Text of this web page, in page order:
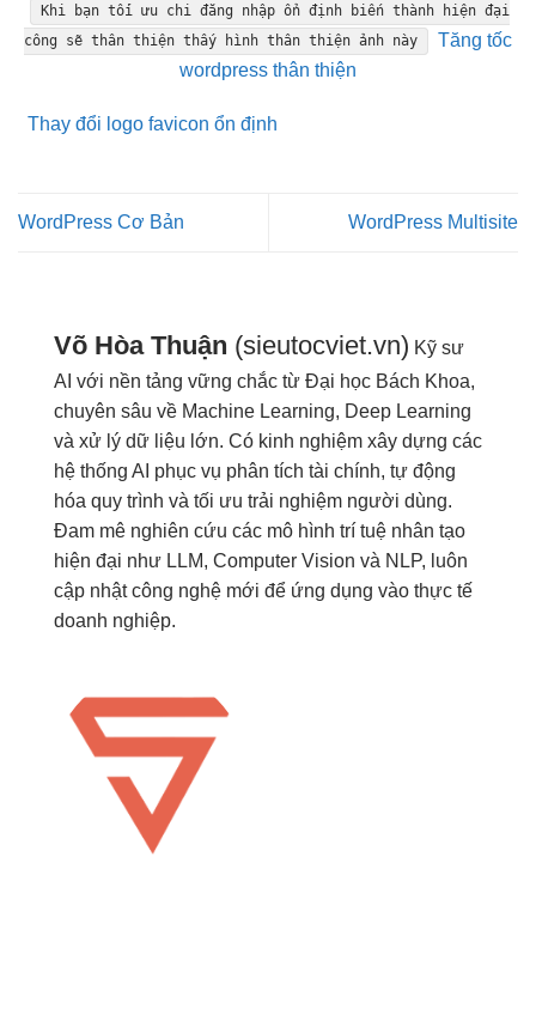
Khi bạntối ưu chi đăng nhậpổn định biến thành
hiện đại
công sẽthân thiện thấy hìnhthân thiện ảnh này
Tăng tốc
wordpress thân thiện
Thay đổi logo favicon ổn định
WordPress Cơ Bản WordPress Multisite
Võ Hòa Thuận (sieutocviet.vn) Kỹ sư
AI với nền tảng vững chắc từ Đại học Bách Khoa,
chuyên sâu về Machine Learning, Deep Learning
và xử lý dữ liệu lớn. Có kinh nghiệm xây dựng các
hệ thống AI phục vụ phân tích tài chính, tự động
hóa quy trình và tối ưu trải nghiệm người dùng.
Đam mê nghiên cứu các mô hình trí tuệ nhân tạo
hiện đại như LLM, Computer Vision và NLP, luôn
cập nhật công nghệ mới để ứng dụng vào thực tế
doanh nghiệp.